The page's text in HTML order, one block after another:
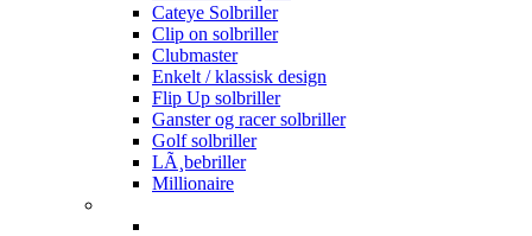
Cateye Solbriller
Clip on solbriller
Clubmaster
Enkelt / klassisk design
Flip Up solbriller
Ganster og racer solbriller
Golf solbriller
LÃ¸bebriller
Millionaire